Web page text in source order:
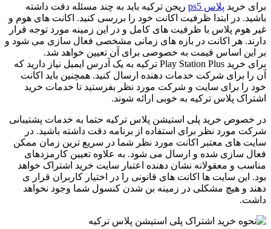
برای خرید پلاس ps5
ریجن ترکیه باید به چند مسئله دقت داشته
باشید. در ابتدا ظرفیت اکانت خود را بررسی کنید. اکانت های هوم و
غیر هوم پلاس با ظرفیت های کامل و در این زمینه مورد توجه قرار
دارند. هر اکانت در بازه های زمانی مشخصی فعال سازی می شود و
بر این اساس قیمت به خصوصی برای آن تعیین خواهد شد.
برای خرید Play Station Plus ترکیه به یک آدرس ایمیل نیاز دارید که
آن را برای شرکت خدمات دهنده ارسال کنید. همچنین باید اکانت
خود را برای سایت و شرکت مورد نظر بفرستید تا خدمات خرید
اشتراک پلاس ترکیه به خوبی ارائه شوند.
در خصوص خرید پلی استیشن پلاس ترکیه حتما به خدمات پشتیبانی
شرکت مورد نظر برای استفاده از برنامه دقت داشته باشید. در
سایت های معتبر اکانت مورد نظر شما در سریع ترین زمان ممکن
فعال سازی شده و ارسال می شود. به علاوه تعیین کارمزدهای
مناسب و معقولانه نشان دهنده اعتبار سایت خرید اشتراک خواهد
بود. این سایت ها اکانت های قانونی را در اختیار کاربران قرار ی
دهند و هیچ مشکلی در زمینه بن شدن کنسول شما وجود نخواهد
داشت.